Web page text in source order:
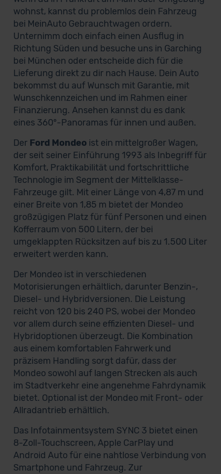
wohnst, kannst du problemlos dein Fahrzeug
bei MeinAuto Gebrauchtwagen ordern.
Unternimm doch einfach einen Ausflug in
Richtung Süden und besuche uns in Garching
bei München oder entscheide dich für die
Lieferung direkt zu dir nach Hause. Dein Auto
bekommst du auf Wunsch mit Garantie, mit
Wunschkennzeichen und im Rahmen einer
Finanzierung. Ansehen kannst du es dank
eines 360°-Panoramas für innen und außen.
Der Ford Mondeo ist ein mittelgroßer Wagen,
der seit seiner Einführung 1993 als Inbegriff für
Komfort, Praktikabilität und fortschrittliche
Technologie im Segment der Mittelklasse-
Fahrzeuge gilt. Mit einer Länge von 4,87 m und
einer Breite von 1,85 m bietet der Mondeo
großzügigen Platz für fünf Personen und einen
Kofferraum von 500 Litern, der bei
umgeklappten Rücksitzen auf bis zu 1.500 Liter
erweitert werden kann.
Der Mondeo ist in verschiedenen
Motorisierungen erhältlich, darunter Benzin-,
Diesel- und Hybridversionen. Die Leistung
reicht von 120 bis 240 PS, wobei der Mondeo
vor allem durch seine effizienten Diesel- und
Hybridoptionen überzeugt. Die Kombination
aus einem komfortablen Fahrwerk und
präzisem Handling sorgt dafür, dass der
Mondeo sowohl auf langen Strecken als auch
im Stadtverkehr eine angenehme Fahrdynamik
bietet. Optional ist der Mondeo mit Front- oder
Allradantrieb erhältlich.
Das Infotainmentsystem SYNC 3 bietet einen
8-Zoll-Touchscreen, Apple CarPlay und
Android Auto für eine nahtlose Verbindung von
Smartphone und Fahrzeug. Zur